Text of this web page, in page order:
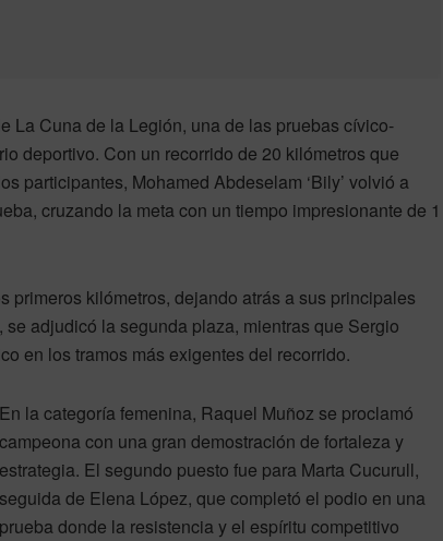
La Cuna de la Legión, una de las pruebas cívico-
deportivo. Con un recorrido de 20 kilómetros que
participantes, Mohamed Abdeselam ‘Bily’ volvió a
cruzando la meta con un tiempo impresionante de 1
primeros kilómetros, dejando atrás a sus principales
adjudicó la segunda plaza, mientras que Sergio
en los tramos más exigentes del recorrido.
En la categoría femenina, Raquel Muñoz se proclamó
campeona con una gran demostración de fortaleza y
estrategia. El segundo puesto fue para Marta Cucurull,
seguida de Elena López, que completó el podio en una
prueba donde la resistencia y el espíritu competitivo